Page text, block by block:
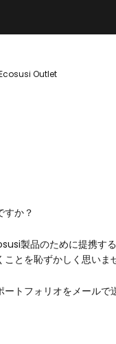
Outlet
すか？
製品のために提携す
とを恥ずかしく思いま
トフォリオをメールで